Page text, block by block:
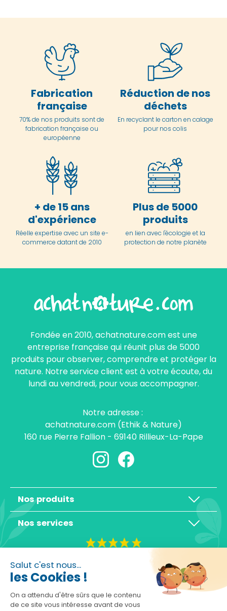
Salut c'est nous...
les Cookies !
On a attendu d'être sûrs que le contenu
de ce site vous intéresse avant de vous
Fabrication
française
70% de nos produits sont de
fabrication française ou
européenne
Réduction de nos
déchets
En recyclant le carton en calage
pour nos colis
+ de 15 ans
d'expérience
Réelle expertise avec un site e-
commerce datant de 2010
Plus de 5000
produits
en lien avec l'écologie et la
protection de notre planète
Fondée en 2010, achatnature.com est une
entreprise française qui réunit plus de 5000
produits pour observer, comprendre et protéger la
nature. Notre service client est à votre écoute, du
lundi au vendredi, pour vous accompagner.
Notre adresse :
achatnature.com (Ethik & Nature)
160 rue Pierre Fallion - 69140 Rillieux-La-Pape
Nos produits
Nos services